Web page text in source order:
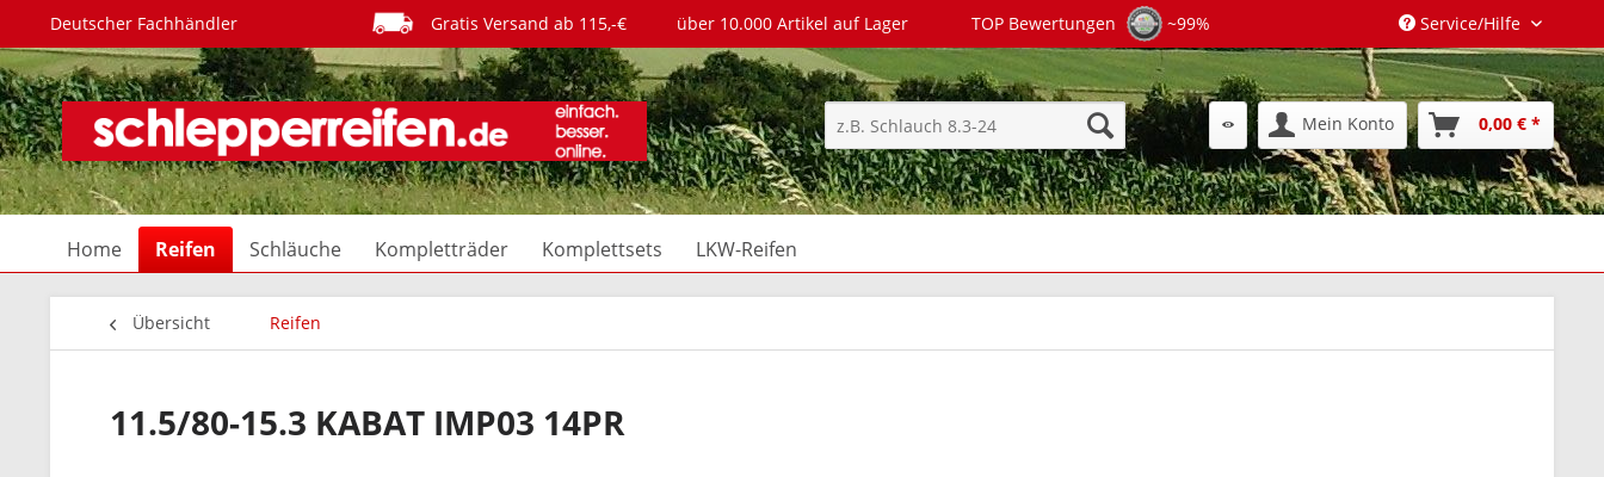
Deutscher Fachhändler Gratis Versand ab 115,-€ über 10.000 Artikel auf Lager TOP Bewertungen ~99% Service/Hilfe
Mein Konto 0,00 € *
Home Reifen Schläuche Kompletträder Komplettsets LKW-Reifen
Übersicht Reifen
11.5/80-15.3 KABAT IMP03 14PR